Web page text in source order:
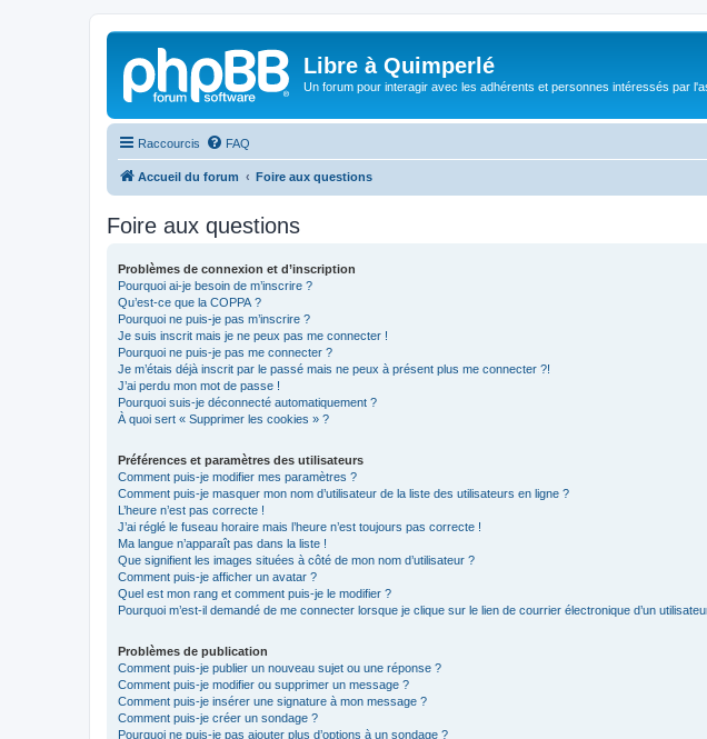
Libre à Quimperlé
Un forum pour interagir avec les adhérents et personnes intéressés par
Raccourcis FAQ
Accueil du forum Foire aux questions
Foire aux questions
Problèmes de connexion et d’inscription
Pourquoi ai-je besoin de m’inscrire ?
Qu’est-ce que la COPPA ?
Pourquoi ne puis-je pas m’inscrire ?
Je suis inscrit mais je ne peux pas me connecter !
Pourquoi ne puis-je pas me connecter ?
Je m’étais déjà inscrit par le passé mais ne peux à présent plus me connecter ?!
J’ai perdu mon mot de passe !
Pourquoi suis-je déconnecté automatiquement ?
À quoi sert « Supprimer les cookies » ?
Préférences et paramètres des utilisateurs
Comment puis-je modifier mes paramètres ?
Comment puis-je masquer mon nom d’utilisateur de la liste des utilisateurs en ligne ?
L’heure n’est pas correcte !
J’ai réglé le fuseau horaire mais l’heure n’est toujours pas correcte !
Ma langue n’apparaît pas dans la liste !
Que signifient les images situées à côté de mon nom d’utilisateur ?
Comment puis-je afficher un avatar ?
Quel est mon rang et comment puis-je le modifier ?
Pourquoi m’est-il demandé de me connecter lorsque je clique sur le lien de courrier électronique d’un
Problèmes de publication
Comment puis-je publier un nouveau sujet ou une réponse ?
Comment puis-je modifier ou supprimer un message ?
Comment puis-je insérer une signature à mon message ?
Comment puis-je créer un sondage ?
Pourquoi ne puis-je pas ajouter plus d’options à un sondage ?